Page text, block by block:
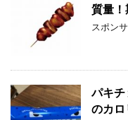
質量！
スポン
パキチ
のカロ